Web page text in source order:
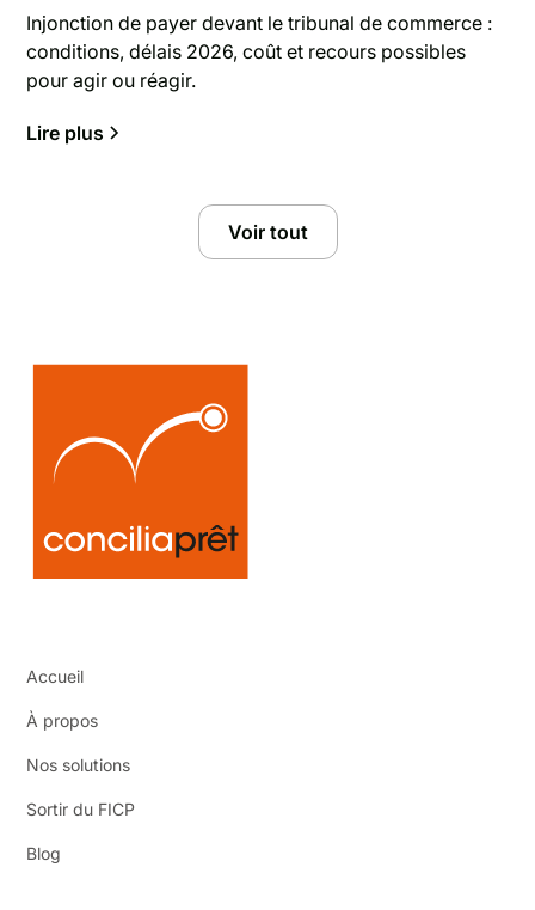
Injonction de payer devant le tribunal de commerce :
conditions, délais 2026, coût et recours possibles
pour agir ou réagir.
Lire plus
Voir tout
Accueil
À propos
Nos solutions
Sortir du FICP
Blog